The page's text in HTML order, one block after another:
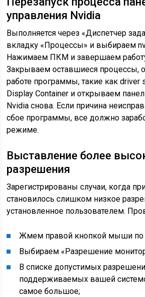
управления Nvidia
Выполняется через «Диспетчер
вкладку «Процессы» и выбираем
Нажимаем ПКМ и завершаем
Закрываем оставшиеся процессы,
работе программы, такие как driver
Display Container и открываем
Nvidia снова. Если причина
сбое программы, все должно
режиме.
Выставление более
разрешения
Зарегистрированы случаи, когда
становилось слишком низкое
установленное пользователем.
Жмем правой кнопкой мыши по
Выбираем «Разрешение
В списке допустимых
поддерживаемых вашей
самое большое;